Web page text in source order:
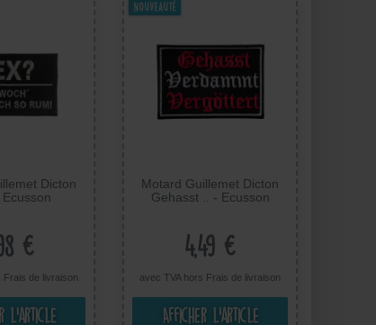
Dicton
Ecusson
cm
€
Frais de livraison
l’article
Nouveauté
Motard Guillemet Dicton
Gehasst .. - Ecusson
cm
4,49 €
avec TVA hors Frais de livraison
Afficher l’article